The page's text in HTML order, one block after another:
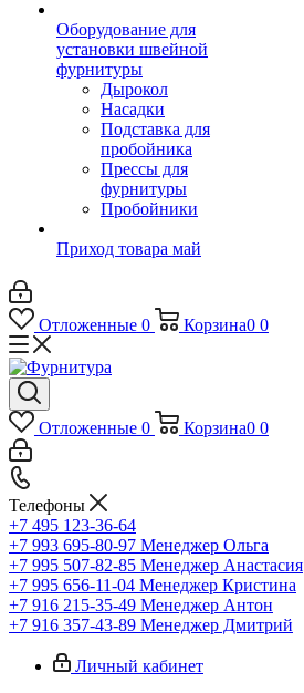
Оборудование для
установки швейной
фурнитуры
Дырокол
Насадки
Подставка для
пробойника
Прессы для
фурнитуры
Пробойники
Приход товара май
Отложенные 0 Корзина0 0
Отложенные 0 Корзина0 0
Телефоны
+7 495 123-36-64
+7 993 695-80-97 Менеджер Ольга
+7 995 507-82-85 Менеджер Анастасия
+7 995 656-11-04 Менеджер Кристина
+7 916 215-35-49 Менеджер Антон
+7 916 357-43-89 Менеджер Дмитрий
Личный кабинет